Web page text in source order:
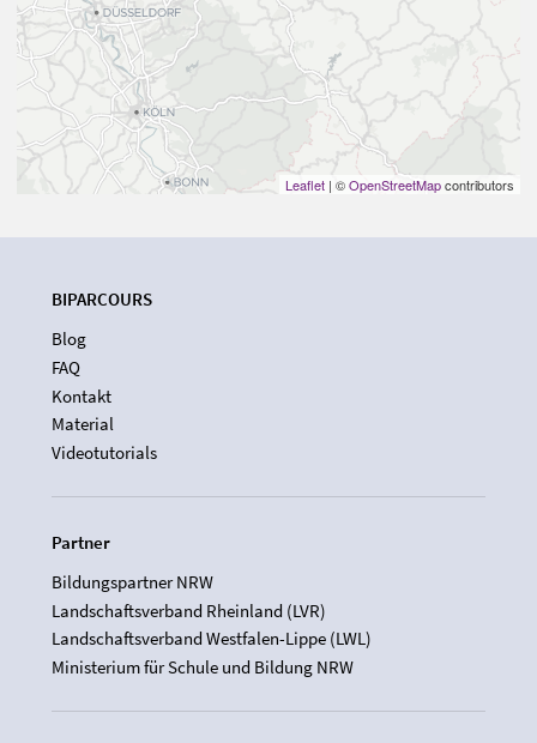
Leaflet | ©OpenStreetMapcontributors
BIPARCOURS
Blog
FAQ
Kontakt
Material
Videotutorials
Partner
Bildungspartner NRW
Landschaftsverband Rheinland (LVR)
Landschaftsverband Westfalen-Lippe (LWL)
Ministerium für Schule und Bildung NRW